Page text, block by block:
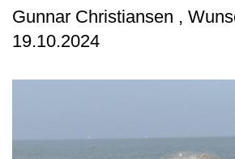
Gunnar Christiansen ,
19.10.2024